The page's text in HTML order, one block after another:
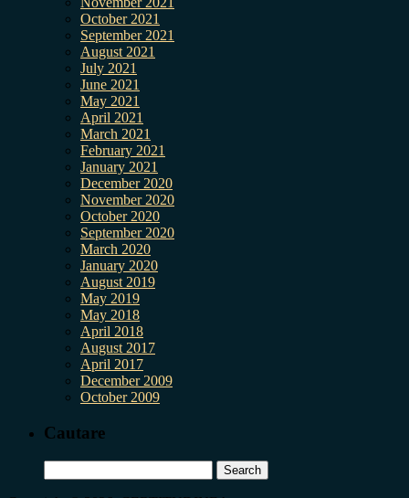
October 2021
September 2021
August 2021
July 2021
June 2021
May 2021
April 2021
March 2021
February 2021
January 2021
December 2020
November 2020
October 2020
September 2020
March 2020
January 2020
August 2019
May 2019
May 2018
April 2018
August 2017
April 2017
December 2009
October 2009
Cautare
for: